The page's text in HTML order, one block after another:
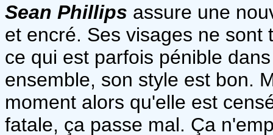
Sean Phillips assure une
et encré. Ses visages ne
ce qui est parfois pénible
ensemble, son style est bon.
moment alors qu'elle est
fatale, ça passe mal. Ça